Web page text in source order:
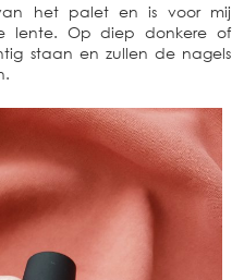
het palet en is voor mij
lente. Op diep donkere of
staan en zullen de nagels